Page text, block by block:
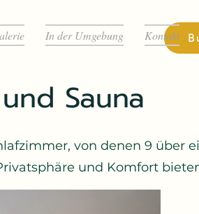
In der Umgebung Kontakt
Sauna
von denen 9 über
und Komfort